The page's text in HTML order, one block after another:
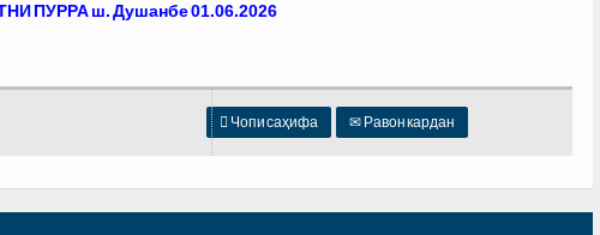
ПУРРА ш. Душанбе 01.06.2026
 Чопи саҳифа ✉ Равон кардан